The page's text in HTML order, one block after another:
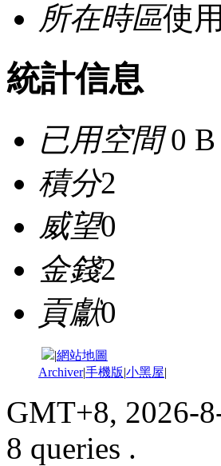
所在時區使
統計信息
已用空間0 B
積分2
威望0
金錢2
貢獻0
|網站地圖
Archiver|手機版|小黑屋|
GMT+8, 2026-
8 queries .